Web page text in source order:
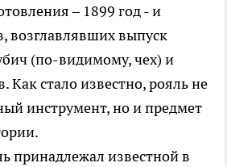
– 1899 год - и
возглавлявших выпуск
(по-видимому, чех) и
Как стало известно, рояль не
инструмент, но и предмет
принадлежал известной в